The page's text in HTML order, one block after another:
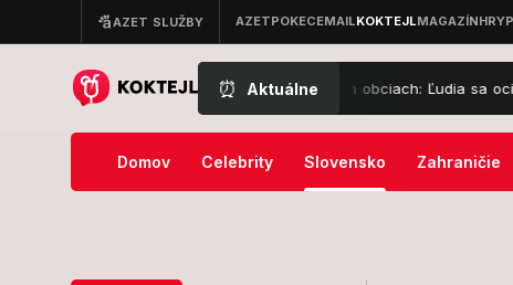
⏰ Aktuálne
situácia v dvoch slovenských obciach: Ľudia sa ocitli v
Domov Celebrity Slovensko Zahraničie